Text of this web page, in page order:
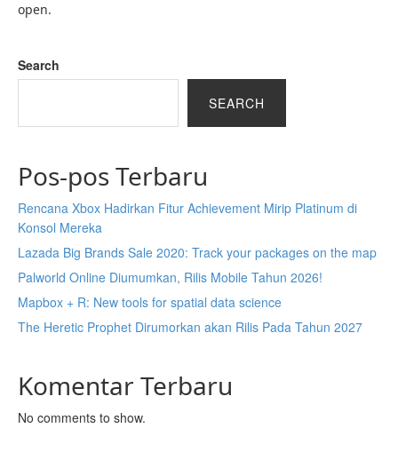
open.
Search
SEARCH
Pos-pos Terbaru
Rencana Xbox Hadirkan Fitur Achievement Mirip Platinum di
Konsol Mereka
Lazada Big Brands Sale 2020: Track your packages on the map
Palworld Online Diumumkan, Rilis Mobile Tahun 2026!
Mapbox + R: New tools for spatial data science
The Heretic Prophet Dirumorkan akan Rilis Pada Tahun 2027
Komentar Terbaru
No comments to show.